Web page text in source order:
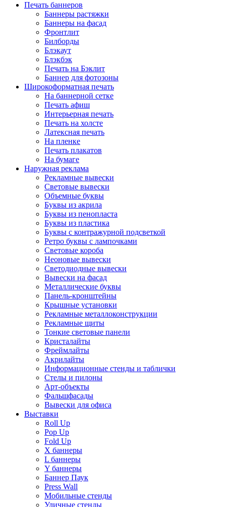
Печать баннеров
Баннеры растяжки
Баннеры на фасад
Фронтлит
Билборды
Блэкаут
Блэкбэк
Печать на Бэклит
Баннер для фотозоны
Широкоформатная печать
На баннерной сетке
Печать афиш
Интерьерная печать
Печать на холсте
Латексная печать
На пленке
Печать плакатов
На бумаге
Наружная реклама
Рекламные вывески
Световые вывески
Объемные буквы
Буквы из акрила
Буквы из пенопласта
Буквы из пластика
Буквы с контражурной подсветкой
Ретро буквы с лампочками
Световые короба
Неоновые вывески
Светодиодные вывески
Вывески на фасад
Металлические буквы
Панель-кронштейны
Крышные установки
Рекламные металлоконструкции
Рекламные щиты
Тонкие световые панели
Кристалайты
Фреймлайты
Акрилайты
Информационные стенды и таблички
Стелы и пилоны
Арт-объекты
Фальшфасады
Вывески для офиса
Выставки
Roll Up
Pop Up
Fold Up
Х баннеры
L баннеры
Y баннеры
Баннер Паук
Press Wall
Мобильные стенды
Уличные стенды